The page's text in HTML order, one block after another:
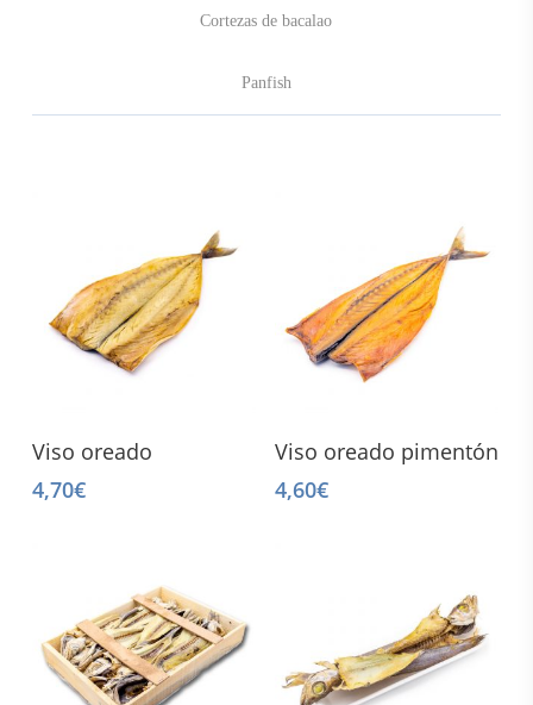
Cortezas de bacalao
Panfish
Add To Cart
Viso oreado
4,70€
Read More
Viso oreado pimentón
4,60€